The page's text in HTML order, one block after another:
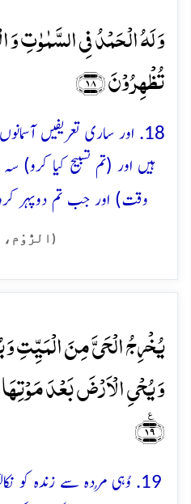
وَ لَہُ الۡحَمۡدُ فِی السَّمٰوٰتِ
تُظۡہِرُوۡنَ ﴿۱۸﴾
18. اور ساری تعریفیں
ہیں اور (تم تسبیح کیا کرو)
وقت) اور جب تم دوپہر
(الرُّوْم،
یُخۡرِجُ الۡحَیَّ مِنَ الۡمَیِّتِ
وَ یُحۡیِ الۡاَرۡضَ بَعۡدَ
﴿٪۱۹﴾
19. وُہی مُردہ سے زندہ کو